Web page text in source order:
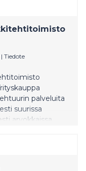
| Tiedote
palveluita
suurissa
arvokkaissa